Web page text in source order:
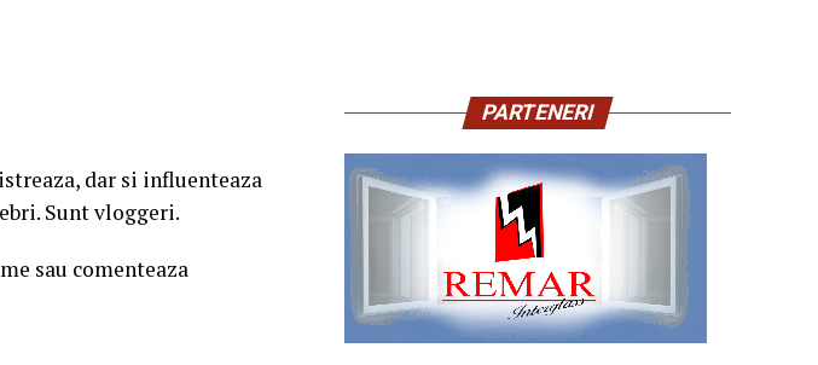
dar si influenteaza
Sunt vloggeri.
sau comenteaza
PARTENERI